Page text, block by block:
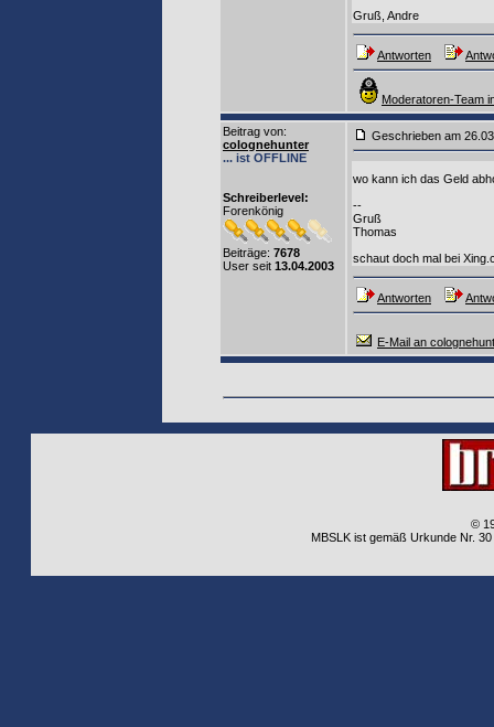
Gruß, Andre
Antworten
Moderatoren-Team
Beitrag von:
colognehunter
... ist OFFLINE
Schreiberlevel:
Forenkönig
Beiträge: 7678
User seit 13.04.2003
Geschrieben am
wo kann ich das Geld
--
Gruß
Thomas
schaut doch mal bei
Antworten
E-Mail an
©
MBSLK ist gemäß Urkunde Nr.